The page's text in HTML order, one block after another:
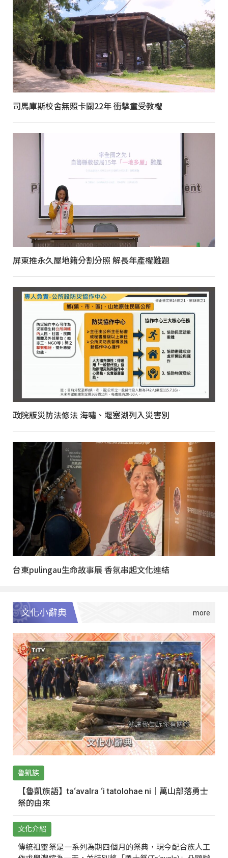
司馬庫斯校舍無照卡關22年 衝擊童受教權
屏東推永久屋地籍分割分照 解長年產權難題
政院版災防法修法 海嘯、堰塞湖列入災害別
台東pulingau生命故事展 香氛串起文化連結
文化小辭典
魯凱族
【魯凱族語】ta‘avalra ‘i tatolohae ni｜萬山部落勇士
祭的由來
文化介紹
傳統祖靈祭是一系列為期四個月的祭典，現今配合族人工